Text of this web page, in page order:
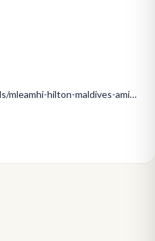
www.hilton.com/en/hotels/mleamhi-hilton-maldives-amingiri-resort-and-spa/